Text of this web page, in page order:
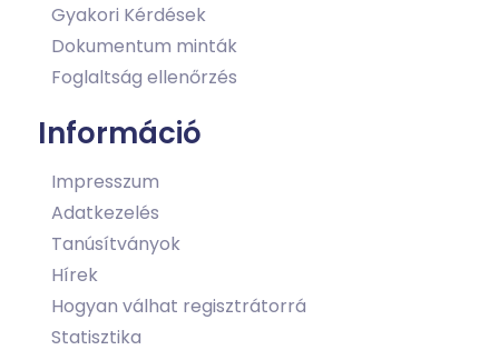
Gyakori Kérdések
Dokumentum minták
Foglaltság ellenőrzés
Információ
Impresszum
Adatkezelés
Tanúsítványok
Hírek
Hogyan válhat regisztrátorrá
Statisztika